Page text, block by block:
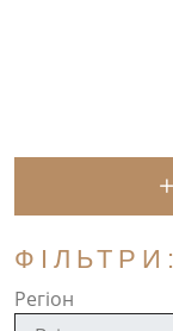
ФІЛЬТРИ:
Регіон